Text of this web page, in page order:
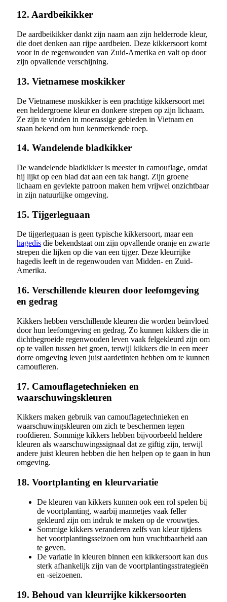
12. Aardbeikikker
De aardbeikikker dankt zijn naam aan zijn helderrode kleur,
die doet denken aan rijpe aardbeien. Deze kikkersoort komt
voor in de regenwouden van Zuid-Amerika en valt op door
zijn opvallende verschijning.
13. Vietnamese moskikker
De Vietnamese moskikker is een prachtige kikkersoort met
een heldergroene kleur en donkere strepen op zijn lichaam.
Ze zijn te vinden in moerassige gebieden in Vietnam en
staan bekend om hun kenmerkende roep.
14. Wandelende bladkikker
De wandelende bladkikker is meester in camouflage, omdat
hij lijkt op een blad dat aan een tak hangt. Zijn groene
lichaam en gevlekte patroon maken hem vrijwel onzichtbaar
in zijn natuurlijke omgeving.
15. Tijgerleguaan
De tijgerleguaan is geen typische kikkersoort, maar een
hagedis die bekendstaat om zijn opvallende oranje en zwarte
strepen die lijken op die van een tijger. Deze kleurrijke
hagedis leeft in de regenwouden van Midden- en Zuid-
Amerika.
16. Verschillende kleuren door leefomgeving
en gedrag
Kikkers hebben verschillende kleuren die worden beïnvloed
door hun leefomgeving en gedrag. Zo kunnen kikkers die in
dichtbegroeide regenwouden leven vaak felgekleurd zijn om
op te vallen tussen het groen, terwijl kikkers die in een meer
dorre omgeving leven juist aardetinten hebben om te kunnen
camoufleren.
17. Camouflagetechnieken en
waarschuwingskleuren
Kikkers maken gebruik van camouflagetechnieken en
waarschuwingskleuren om zich te beschermen tegen
roofdieren. Sommige kikkers hebben bijvoorbeeld heldere
kleuren als waarschuwingssignaal dat ze giftig zijn, terwijl
andere juist kleuren hebben die hen helpen op te gaan in hun
omgeving.
18. Voortplanting en kleurvariatie
De kleuren van kikkers kunnen ook een rol spelen bij
de voortplanting, waarbij mannetjes vaak feller
gekleurd zijn om indruk te maken op de vrouwtjes.
Sommige kikkers veranderen zelfs van kleur tijdens
het voortplantingsseizoen om hun vruchtbaarheid aan
te geven.
De variatie in kleuren binnen een kikkersoort kan dus
sterk afhankelijk zijn van de voortplantingsstrategieën
en -seizoenen.
19. Behoud van kleurrijke kikkersoorten